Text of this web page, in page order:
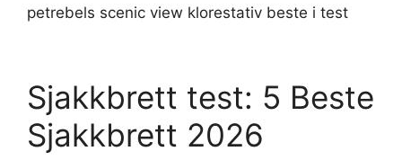
petrebels scenic view klorestativ beste i test
Sjakkbrett test: 5 Beste
Sjakkbrett 2026